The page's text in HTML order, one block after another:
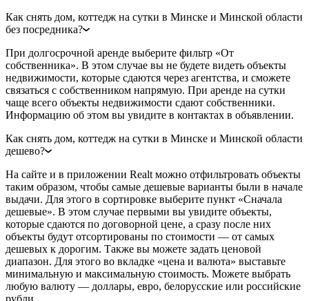
Как снять дом, коттедж на сутки в Минске и Минской области
без посредника?
При долгосрочной аренде выберите фильтр «От
собственника». В этом случае вы не будете видеть объекты
недвижимости, которые сдаются через агентства, и сможете
связаться с собственником напрямую. При аренде на сутки
чаще всего объекты недвижимости сдают собственники.
Информацию об этом вы увидите в контактах в объявлении.
Как снять дом, коттедж на сутки в Минске и Минской области
дешево?
На сайте и в приложении Realt можно отфильтровать объекты
таким образом, чтобы самые дешевые варианты были в начале
выдачи. Для этого в сортировке выберите пункт «Сначала
дешевые». В этом случае первыми вы увидите объекты,
которые сдаются по договорной цене, а сразу после них
объекты будут отсортированы по стоимости — от самых
дешевых к дорогим. Также вы можете задать ценовой
диапазон. Для этого во вкладке «цена и валюта» выставьте
минимальную и максимальную стоимость. Можете выбрать
любую валюту — доллары, евро, белорусские или российские
рубли.